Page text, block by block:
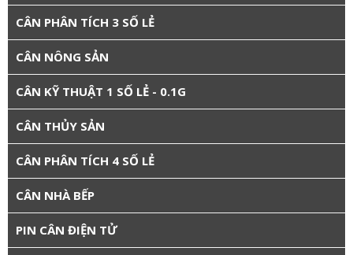
CÂN PHÂN TÍCH 3 SỐ LẺ
CÂN NÔNG SẢN
CÂN KỸ THUẬT 1 SỐ LẺ - 0.1G
CÂN THỦY SẢN
CÂN PHÂN TÍCH 4 SỐ LẺ
CÂN NHÀ BẾP
PIN CÂN ĐIỆN TỬ